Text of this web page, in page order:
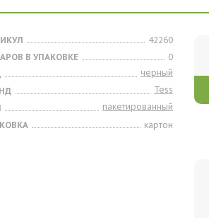
42260
В УПАКОВКЕ
0
черный
Tess
пакетированный
картон